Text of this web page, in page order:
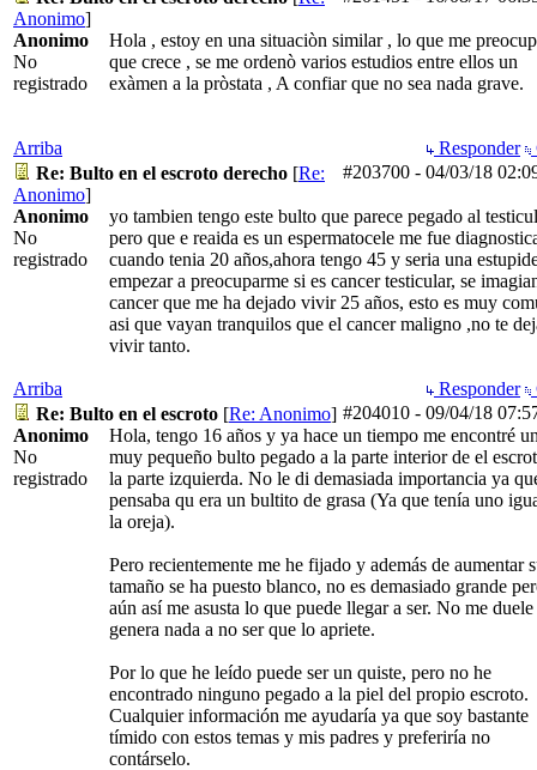
Anonimo]
Anonimo
No
registrado
Hola , estoy en una situaciòn similar , lo que me
que crece , se me ordenò varios estudios entre ellos un
exàmen a la pròstata , A confiar que no sea nada grave.
Arriba Responder
#203700 - 04/03/18
Re: Bulto en el escroto derecho [Re:
Anonimo]
Anonimo
No
registrado
yo tambien tengo este bulto que parece pegado al
pero que e reaida es un espermatocele me fue
cuando tenia 20 años,ahora tengo 45 y seria una
empezar a preocuparme si es cancer testicular, se
cancer que me ha dejado vivir 25 años, esto es muy
asi que vayan tranquilos que el cancer maligno ,no te
vivir tanto.
Arriba Responder
#204010 - 09/04/18
Re: Bulto en el escroto [Re: Anonimo]
Anonimo
No
registrado
Hola, tengo 16 años y ya hace un tiempo me encontré
muy pequeño bulto pegado a la parte interior de el
la parte izquierda. No le di demasiada importancia ya
pensaba qu era un bultito de grasa (Ya que tenía uno
la oreja).
Pero recientemente me he fijado y además de aumentar
tamaño se ha puesto blanco, no es demasiado grande
aún así me asusta lo que puede llegar a ser. No me
genera nada a no ser que lo apriete.
Por lo que he leído puede ser un quiste, pero no he
encontrado ninguno pegado a la piel del propio escroto.
Cualquier información me ayudaría ya que soy bastante
tímido con estos temas y mis padres y preferiría no
contárselo.